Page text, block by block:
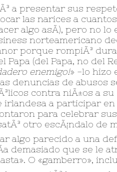
a presentar sus
las narices a
algo asÃ­), pero no lo
norteamericano
porque rompiÃ³
Papa (del Papa, no del
enemigo!» -lo hizo
denuncias de abusos
contra niÃ±os a
irlandesa a participar
para celebrar
otro escÃ¡ndalo de
algo parecido a una
demasiado que se le
O «gamberro»,